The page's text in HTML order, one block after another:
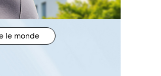
le monde